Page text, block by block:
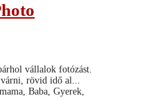
vállalok fotózást.
rövid idő al...
Baba, Gyerek,